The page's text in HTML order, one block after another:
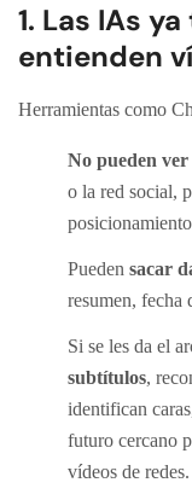
1. Las IAs
entienden
Herramientas como
No pueden ver
o la red social,
Pueden sacar
resumen, fecha
Si se les da el
subtítulos,
identifican
futuro cercano
vídeos de redes.